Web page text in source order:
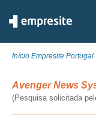
Início Empresite Portugal
Avenger News
(Pesquisa solicitada